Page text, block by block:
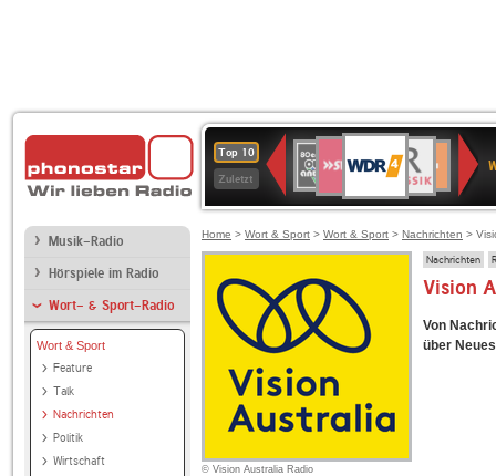
Top 10
Zuletzt
Deutschlandfunk
80er
90er
OLDIE
ANTENNE
4
KLASSIK
Kultur
Kultur
2
Musik-Radio
Hörspiele im Radio
Wort- & Sport-Radio
Wort & Sport
Feature
Talk
Nachrichten
Politik
Wirtschaft
Home > Wort & Sport > Wort & Sport > Nachrichten >
© Vision Australia Radio
Nachrichten
Vision
Von
über